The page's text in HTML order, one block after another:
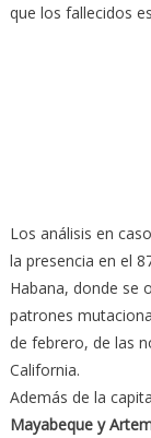
que los fallecidos
Los análisis en
la presencia en el
Habana, donde se
patrones
de febrero, de las
California.
Además de la
Mayabeque y